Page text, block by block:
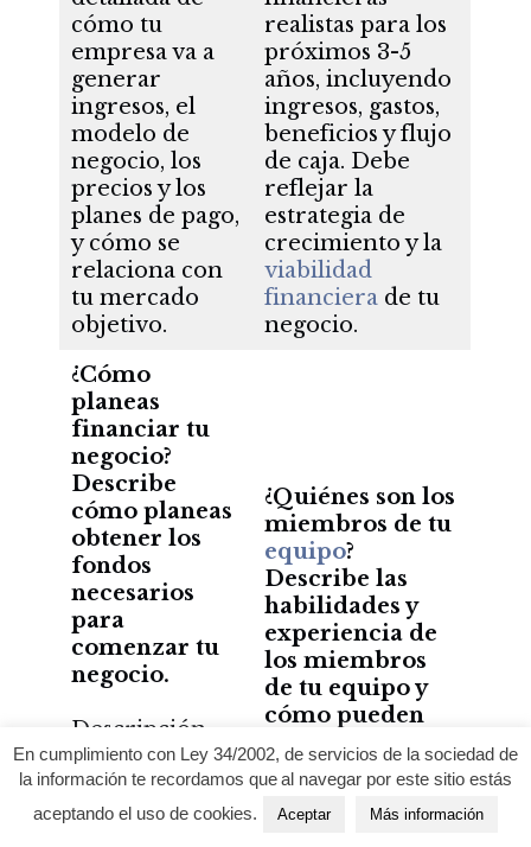
cómo tu
empresa va a
generar
ingresos, el
modelo de
negocio, los
precios y los
planes de pago,
y cómo se
relaciona con
tu mercado
objetivo.
realistas para los
próximos 3-5
años, incluyendo
ingresos, gastos,
beneficios y flujo
de caja. Debe
reflejar la
estrategia de
crecimiento y la
viabilidad
financierade tu
negocio.
¿Cómo
planeas
financiar tu
negocio?
Describe
cómo planeas
obtener los
fondos
necesarios
para
comenzar tu
negocio.
Descripción
detallada de
cómo planeas
obtener los
¿Quiénes son los
miembros de tu
equipo?
Describe las
habilidades y
experiencia de
los miembros
de tu equipo y
cómo pueden
contribuir al
éxito de tu
negocio.
En cumplimiento con Ley 34/2002, de servicios de la sociedad de
la información te recordamos que al navegar por este sitio estás
aceptando el uso de cookies.
Aceptar Más información